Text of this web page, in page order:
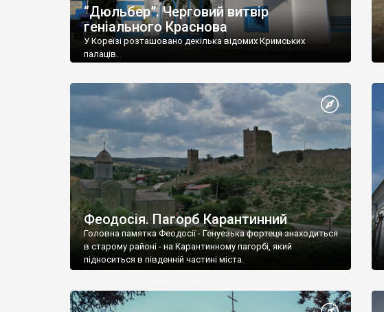
“Дюльбер”. Черговий витвір
геніального Краснова
У Кореїзі розташовано декілька відомих Кримських
палаців.
Феодосія. Пагорб Карантинний
Головна памятка Феодосії - Генуезька фортеця знаходиться
в старому районі - на Карантинному пагорбі, який
підноситься в південній частині міста.